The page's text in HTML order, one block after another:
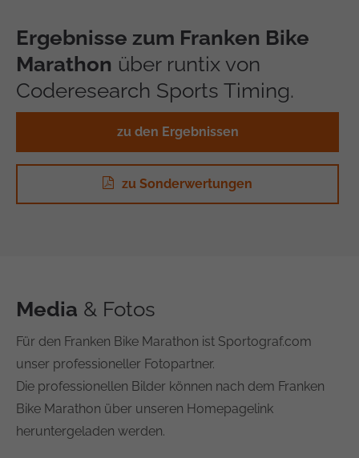
Ergebnisse zum Franken Bike
Marathon über runtix von
Coderesearch Sports Timing.
zu den Ergebnissen
zu Sonderwertungen
Media & Fotos
Für den Franken Bike Marathon ist Sportograf.com
unser professioneller Fotopartner.
Die professionellen Bilder können nach dem Franken
Bike Marathon über unseren Homepagelink
heruntergeladen werden.